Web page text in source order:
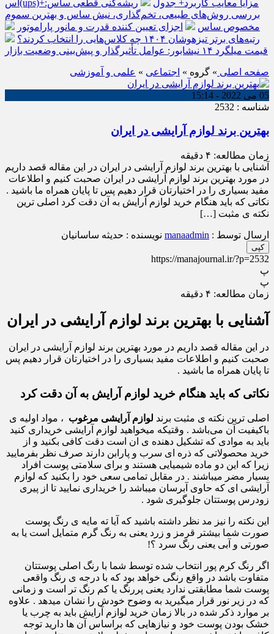
اس(ups)+مزایا معایب کاربرد+ جدول
ریشه‌کنی قطعی ساس:
بررسی روش‌های طبیعی، تخم‌گذاری، نیش ساس و بهترین سموم
مخصوص ساس
اجزای تعیین کننده قدرت و مانور پاراموتور
رتبه‌های برتر تیزهوشان ۱۴۰۴ چه کلاس‌هایی را انتخاب کردند؟
قیمت میلگرد ۱۴ نیشابور: عوامل تأثیرگذار و پیش‌بینی وضعیت بازار
صفحه اصلی » گروه » اجتماعی » علمی و آموزشی
05 می 2022 - 15:14
شناسه : 2532
بهترین برند لوازم آرایشی در ایران
زمان مطالعه: ۴ دقیقه
آشنایی با بهترین برند لوازم آرایشی در ایران در این مقاله قصد داریم
در مورد بهترین برند لوازم آرایشی در ایران صحبت کنیم و اطلاعات
مفید بسیاری را در اختیارتان قرار دهیم پس تا پایان همراه ما باشید .
نکاتی که باید هنگام خرید لوازم آرایش به آن دقت کرد اصلی ترین
نکته ی مثبت […]
ارسال توسط : manaadmin نویسنده : حدیثه ساسانیان
کپی
https://manajournal.ir/?p=2532
پ
پ
زمان مطالعه: ۴ دقیقه
آشنایی با بهترین برند لوازم آرایشی در ایران
در این مقاله قصد داریم در مورد بهترین برند لوازم آرایشی در ایران
صحبت کنیم و اطلاعات مفید بسیاری را در اختیارتان قرار دهیم پس
تا پایان همراه ما باشید .
نکاتی که باید هنگام خرید لوازم آرایش به آن دقت کرد
اصلی ترین نکته ی مثبت برند لوازم آرایشی مرغوب ، مواد اولیه ی
باکیفیت آن می‌باشد . وقتیکه میخواهید لوازم آرایشی خریداری کنید
باید به موادی که تشکیل دهنده ی ان است دقت کافی بکنید و از
خرید محصولاتی که ذره ای سرب و پارابن دارند صرف نظر بفرمایید
زیرا که این دو ماده شیمیایی هستند و برای سلامتی پوست افراد
بسیار مضر میباشند . در مقابل تمامی سعی خود را بکنید که لوازم
آرایشی ای که حاوی آبرسان میباشد را خریداری نمایید تا از پیری
زودرس پوستتان جلوگیری شود .
این نکته را نیز مد نظر داشته باشید که آیا ته مایه ی رنگ پوست
صورت شما بیشتر قرمز و زرد یعنی به رنگ گرم متمایل است یا به
صورتی و آبی یعنی رنگ سرد ؟!
اگر رنگ کرم پور انتخاب شده توسط شما با رنگ اصلی پوستتان
متفاوت باشد در واقع رنگی خواهد بود که با درجه ی رنگ واقعی
پوست شما مطابقتی ندارد یعنی پررنگ یا کم رنگ تر است و زمانی
که در زیر نور قرار میگیرید به وضوح خودش را نشان میدهد . علاوه
بر موارد ذکر شده در بالا زمان خرید لوازم آرایش باید به چرب یا
خشک بودن پوست خود و نیازهایی که براساس آن ها دارید توجه